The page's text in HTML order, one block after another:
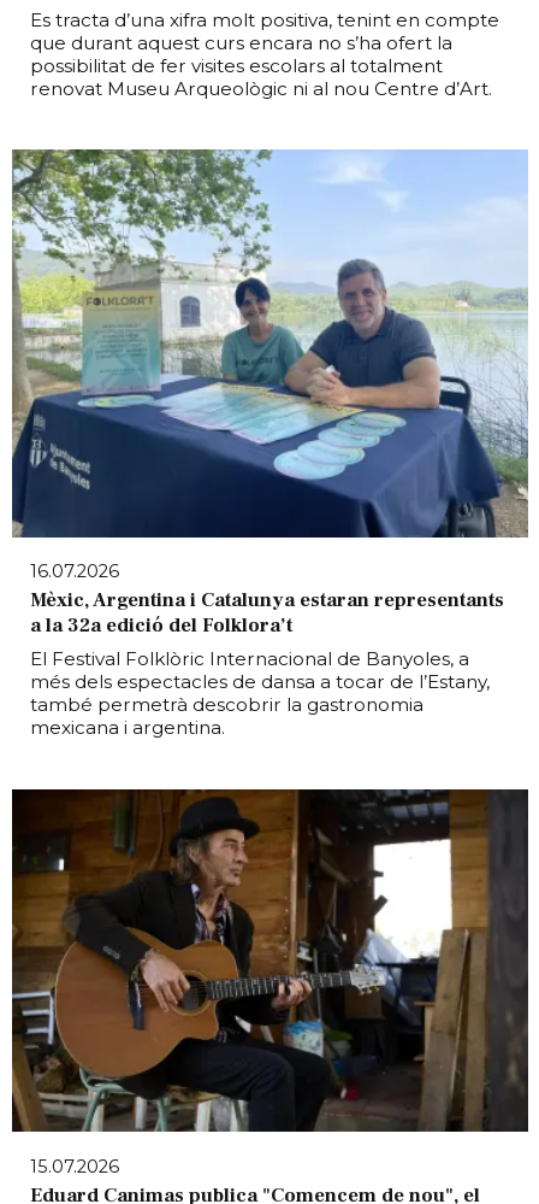
Es tracta d’una xifra molt positiva, tenint en compte
que durant aquest curs encara no s’ha ofert la
possibilitat de fer visites escolars al totalment
renovat Museu Arqueològic ni al nou Centre d’Art.
16.07.2026
Mèxic, Argentina i Catalunya estaran representants
a la 32a edició del Folklora’t
El Festival Folklòric Internacional de Banyoles, a
més dels espectacles de dansa a tocar de l’Estany,
també permetrà descobrir la gastronomia
mexicana i argentina.
15.07.2026
Eduard Canimas publica "Comencem de nou", el